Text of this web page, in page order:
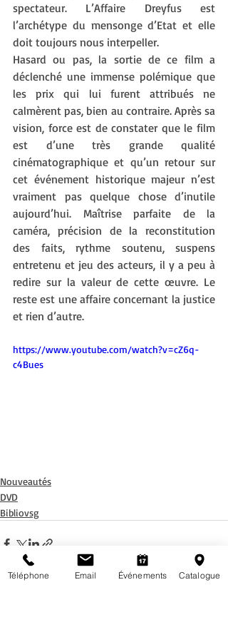
spectateur. L’Affaire Dreyfus est
l’archétype du mensonge d’Etat et elle
doit toujours nous interpeller.
Hasard ou pas, la sortie de ce film a
déclenché une immense polémique que
les prix qui lui furent attribués ne
calmèrent pas, bien au contraire. Après sa
vision, force est de constater que le film
est d’une très grande qualité
cinématographique et qu’un retour sur
cet événement historique majeur n’est
vraiment pas quelque chose d’inutile
aujourd’hui. Maîtrise parfaite de la
caméra, précision de la reconstitution
des faits, rythme soutenu, suspens
entretenu et jeu des acteurs, il y a peu à
redire sur la valeur de cette œuvre. Le
reste est une affaire concernant la justice
et rien d’autre.
https://www.youtube.com/watch?v=cZ6q-
c4Bues
Nouveautés
DVD
Bibliovsg
Téléphone Email Événements Catalogue